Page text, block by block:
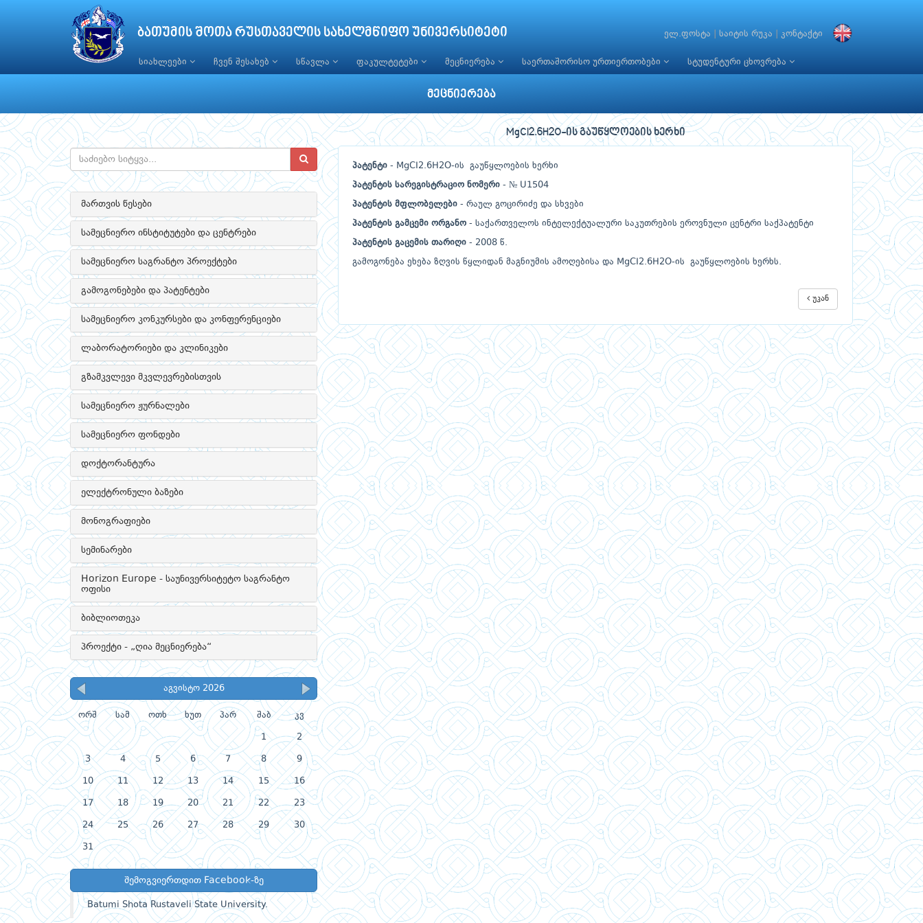
ბათუმის შოთა რუსთაველის სახელმწიფო უნივერსიტეტი ელ.ფოსტა საიტის რუკა კონტაქტი
სიახლეები ჩვენ შესახებ სწავლა ფაკულტეტები მეცნიერება საერთაშორისო ურთიერთობები სტუდენტური ცხოვრება
მეცნიერება
მართვის წესები
სამეცნიერო ინსტიტუტები და ცენტრები
სამეცნიერო საგრანტო პროექტები
გამოგონებები და პატენტები
სამეცნიერო კონკურსები და კონფერენციები
ლაბორატორიები და კლინიკები
გზამკვლევი მკვლევრებისთვის
სამეცნიერო ჟურნალები
სამეცნიერო ფონდები
დოქტორანტურა
ელექტრონული ბაზები
მონოგრაფიები
სემინარები
Horizon Europe - საუნივერსიტეტო საგრანტო
ოფისი
ბიბლიოთეკა
პროექტი - „ღია მეცნიერება“
აგვისტო 2026
ორშ სამ ოთხ ხუთ პარ შაბ კვ
1 2
3 4 5 6 7 8 9
10 11 12 13 14 15 16
17 18 19 20 21 22 23
24 25 26 27 28 29 30
31
შემოგვიერთდით Facebook-ზე
Batumi Shota Rustaveli State University.
MgCI2.6H2O-ის გაუწყლოების ხერხი
პატენტი - MgCI2.6H2O-ის გაუწყლოების ხერხი
პატენტის სარეგისტრაციო ნომერი - № U1504
პატენტის მფლობელები - რაულ გოცირიძე და სხვები
პატენტის გამცემი ორგანო - საქართველოს ინტელექტუალური საკუთრების ეროვნული ცენტრი საქპატენტი
პატენტის გაცემის თარიღი - 2008 წ.
გამოგონება ეხება ზღვის წყლიდან მაგნიუმის ამოღებისა და MgCI2.6H2O-ის გაუწყლოების ხერხს.
უკან